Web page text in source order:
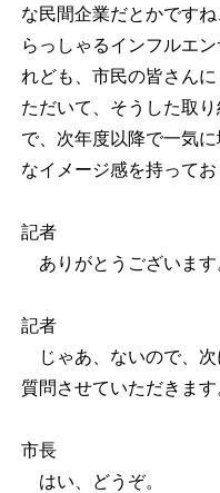
な民間企業だとかです
らっしゃるインフルエ
れども、市民の皆さん
ただいて、そうした取
で、次年度以降で一気
なイメージ感を持ってお
記者
ありがとうございます
記者
じゃあ、ないので、次
質問させていただきます
市長
はい、どうぞ。